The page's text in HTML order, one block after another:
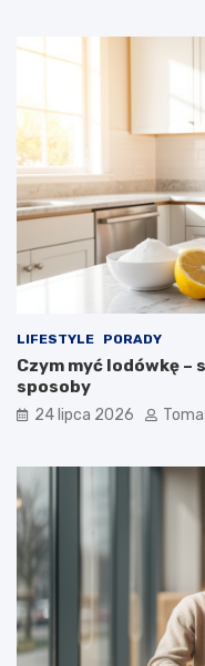
LIFESTYLE PORADY
Czym myć lodówkę
sposoby
24 lipca 2026